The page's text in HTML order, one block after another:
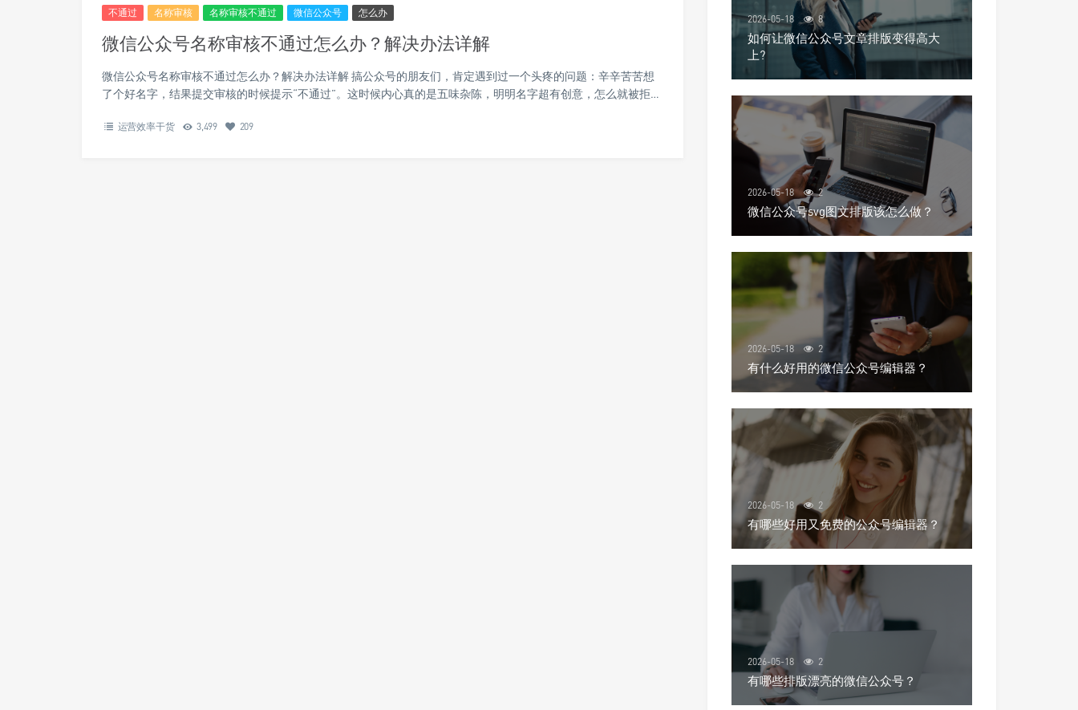
不通过 名称审核 名称审核不通过 微信公众号 怎么办
微信公众号名称审核不通过怎么办？解决办法详解
微信公众号名称审核不通过怎么办？解决办法详解 搞公众号的朋友们，肯定遇到过一个头疼的问题：辛辛苦苦想
了个好名字，结果提交审核的时候提示“不通过”。这时候内心真的是五味杂陈，明明名字超有创意，怎么就被拒…
运营效率干货 3,499 209
2026-05-18 8
如何让微信公众号文章排版变得高大
上?
2026-05-18 2
微信公众号svg图文排版该怎么做？
2026-05-18 2
有什么好用的微信公众号编辑器？
2026-05-18 2
有哪些好用又免费的公众号编辑器？
2026-05-18 2
有哪些排版漂亮的微信公众号？